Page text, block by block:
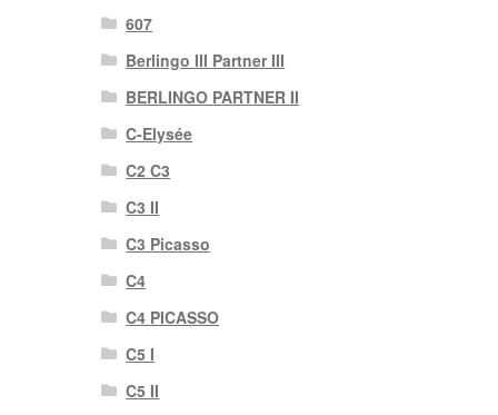
607
Berlingo III Partner III
BERLINGO PARTNER II
C-Elysée
C2 C3
C3 II
C3 Picasso
C4
C4 PICASSO
C5 I
C5 II